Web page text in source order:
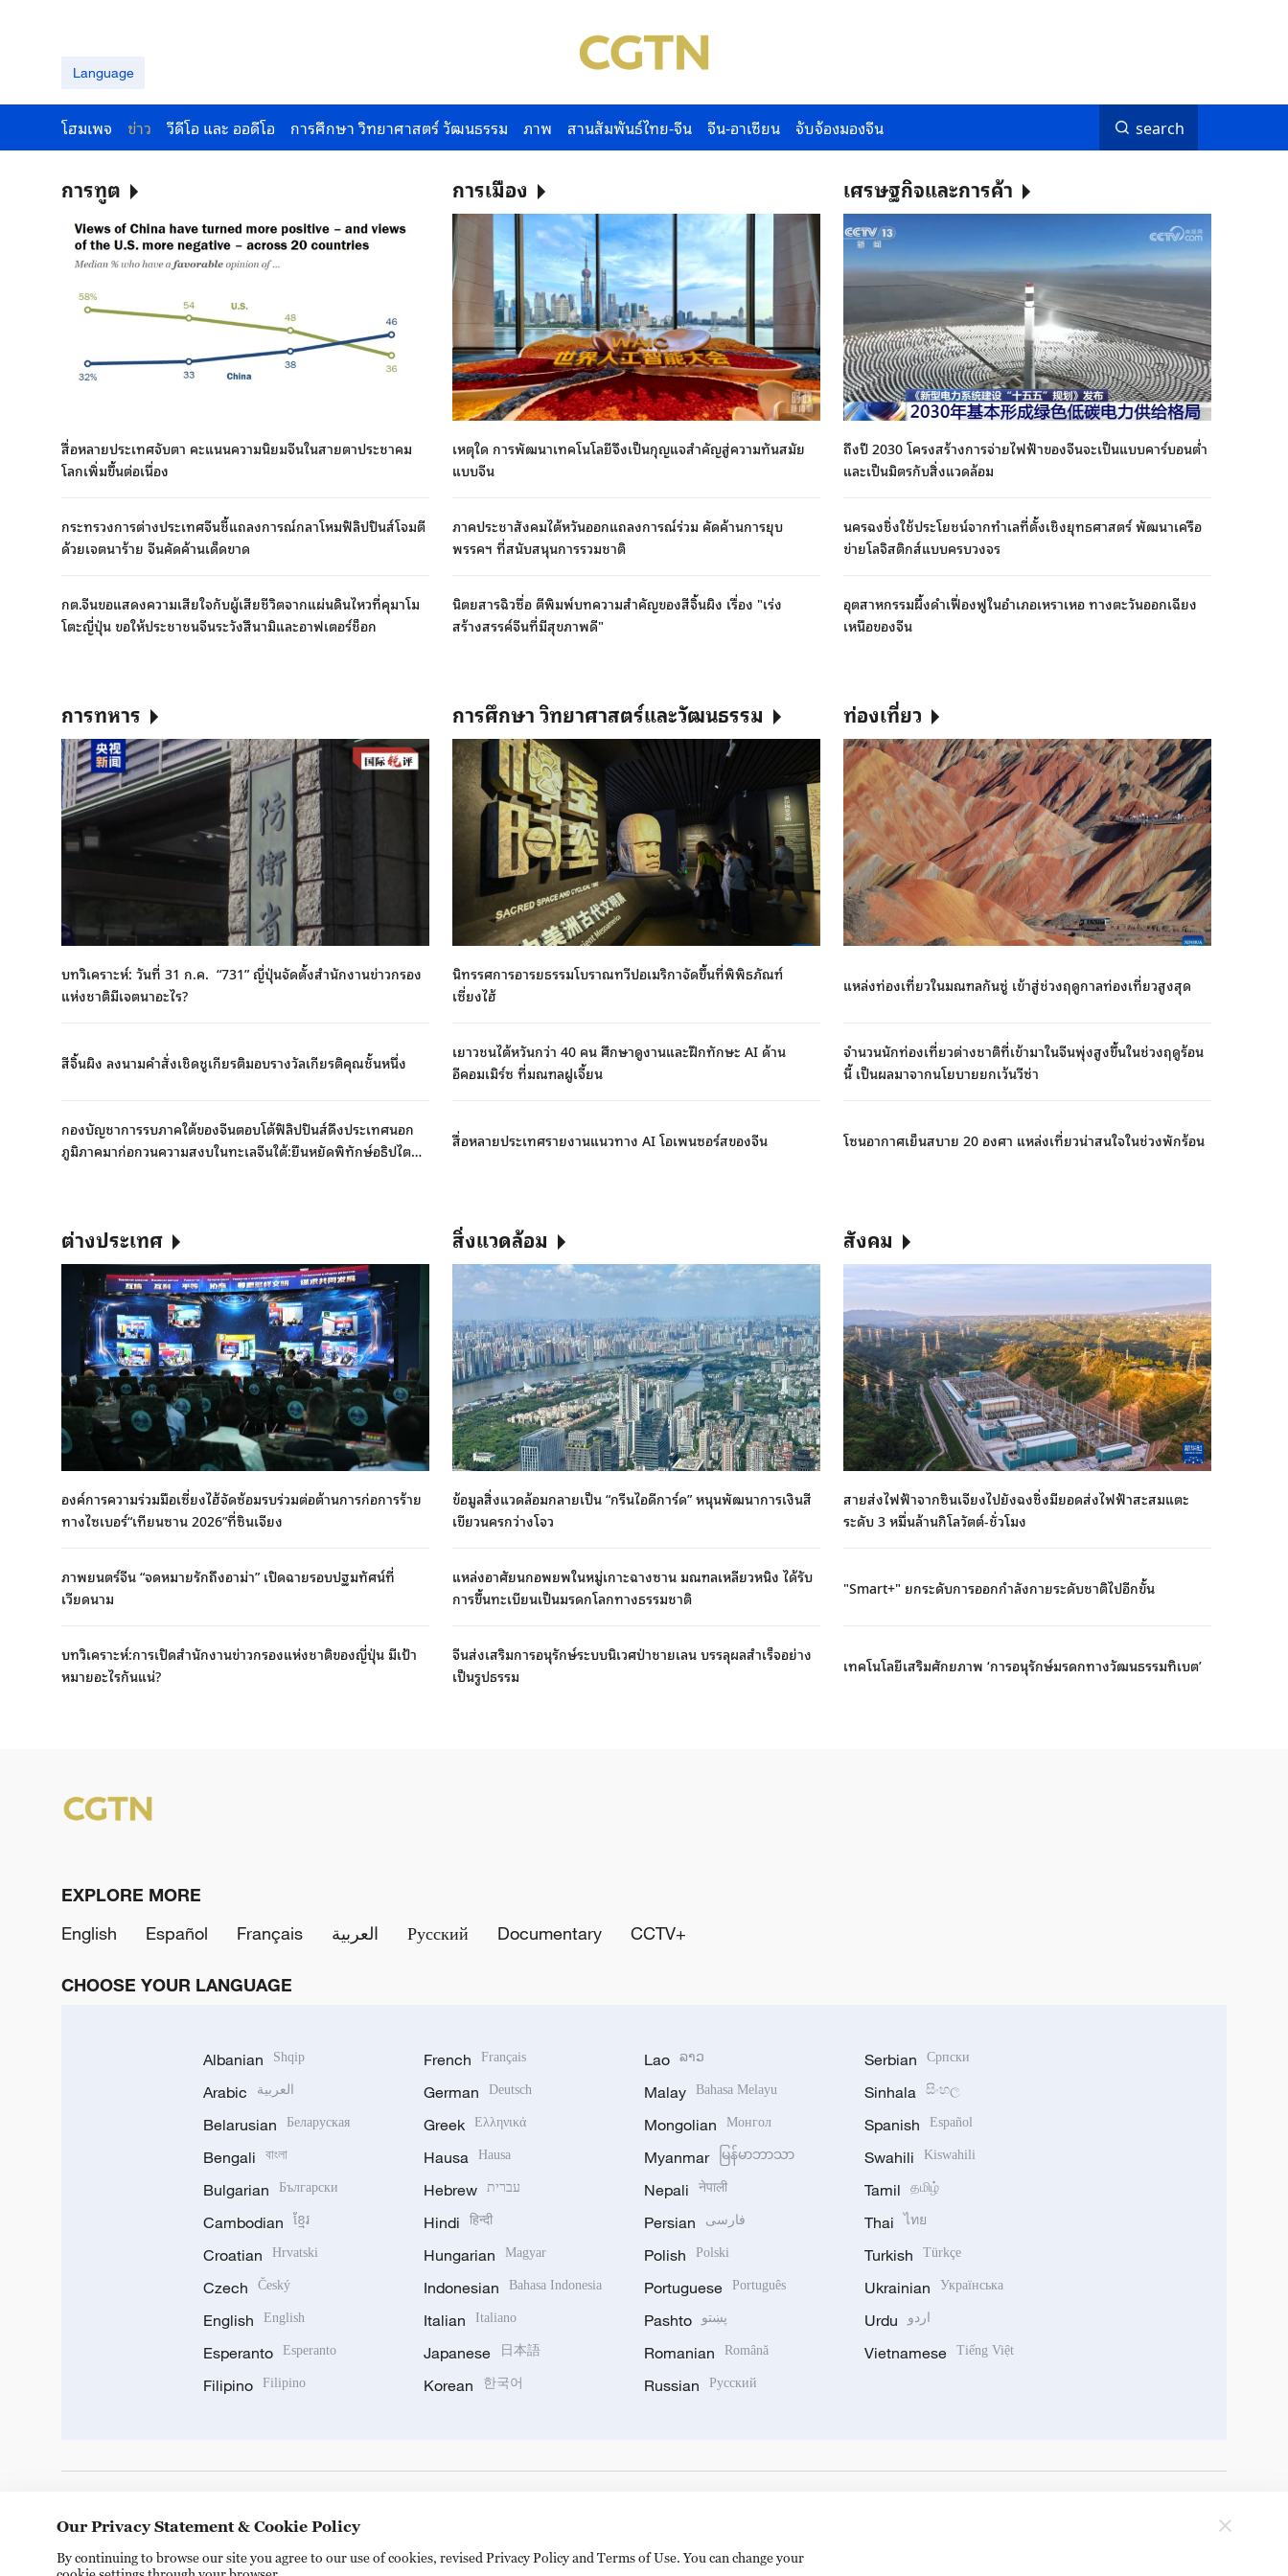
Language
โฮมเพจ ข่าว วีดีโอ และ ออดีโอ การศึกษา วิทยาศาสตร์ วัฒนธรรม ภาพ สานสัมพันธ์ไทย-จีน จีน-อาเซียน จับจ้องมองจีน search
การทูต
สื่อหลายประเทศจับตา คะแนนความนิยมจีนในสายตาประชาคม
โลกเพิ่มขึ้นต่อเนื่อง
กระทรวงการต่างประเทศจีนชี้แถลงการณ์กลาโหมฟิลิปปินส์โจมตี
ด้วยเจตนาร้าย จีนคัดค้านเด็ดขาด
กต.จีนขอแสดงความเสียใจกับผู้เสียชีวิตจากแผ่นดินไหวที่คุมาโม
โตะญี่ปุ่น ขอให้ประชาชนจีนระวังสึนามิและอาฟเตอร์ช็อก
การเมือง
เหตุใด การพัฒนาเทคโนโลยีจึงเป็นกุญแจสำคัญสู่ความทันสมัย
แบบจีน
ภาคประชาสังคมไต้หวันออกแถลงการณ์ร่วม คัดค้านการยุบ
พรรคฯ ที่สนับสนุนการรวมชาติ
นิตยสารฉิวซื่อ ตีพิมพ์บทความสำคัญของสีจิ้นผิง เรื่อง "เร่ง
สร้างสรรค์จีนที่มีสุขภาพดี"
เศรษฐกิจและการค้า
ถึงปี 2030 โครงสร้างการจ่ายไฟฟ้าของจีนจะเป็นแบบคาร์บอนต่ำ
และเป็นมิตรกับสิ่งแวดล้อม
นครฉงชิ่งใช้ประโยชน์จากทำเลที่ตั้งเชิงยุทธศาสตร์ พัฒนาเครือ
ข่ายโลจิสติกส์แบบครบวงจร
อุตสาหกรรมผึ้งดำเฟื่องฟูในอำเภอเหราเหอ ทางตะวันออกเฉียง
เหนือของจีน
การทหาร
บทวิเคราะห์: วันที่ 31 ก.ค. “731” ญี่ปุ่นจัดตั้งสำนักงานข่าวกรอง
แห่งชาติมีเจตนาอะไร?
สีจิ้นผิง ลงนามคำสั่งเชิดชูเกียรติมอบรางวัลเกียรติคุณชั้นหนึ่ง
กองบัญชาการรบภาคใต้ของจีนตอบโต้ฟิลิปปินส์ดึงประเทศนอก
ภูมิภาคมาก่อกวนความสงบในทะเลจีนใต้:ยืนหยัดพิทักษ์อธิปไตย
การศึกษา วิทยาศาสตร์และวัฒนธรรม
นิทรรศการอารยธรรมโบราณทวีปอเมริกาจัดขึ้นที่พิพิธภัณฑ์
เซี่ยงไฮ้
เยาวชนไต้หวันกว่า 40 คน ศึกษาดูงานและฝึกทักษะ AI ด้าน
อีคอมเมิร์ซ ที่มณฑลฝูเจี้ยน
สื่อหลายประเทศรายงานแนวทาง AI โอเพนซอร์สของจีน
ท่องเที่ยว
แหล่งท่องเที่ยวในมณฑลกันซู่ เข้าสู่ช่วงฤดูกาลท่องเที่ยวสูงสุด
จำนวนนักท่องเที่ยวต่างชาติที่เข้ามาในจีนพุ่งสูงขึ้นในช่วงฤดูร้อน
นี้ เป็นผลมาจากนโยบายยกเว้นวีซ่า
โซนอากาศเย็นสบาย 20 องศา แหล่งเที่ยวน่าสนใจในช่วงพักร้อน
ต่างประเทศ
องค์การความร่วมมือเซี่ยงไฮ้จัดซ้อมรบร่วมต่อต้านการก่อการร้าย
ทางไซเบอร์“เทียนซาน 2026”ที่ซินเจียง
ภาพยนตร์จีน “จดหมายรักถึงอาม่า” เปิดฉายรอบปฐมทัศน์ที่
เวียดนาม
บทวิเคราะห์:การเปิดสำนักงานข่าวกรองแห่งชาติของญี่ปุ่น มีเป้า
หมายอะไรกันแน่?
สิ่งแวดล้อม
ข้อมูลสิ่งแวดล้อมกลายเป็น “กรีนไอดีการ์ด” หนุนพัฒนาการเงินสี
เขียวนครกว่างโจว
แหล่งอาศัยนกอพยพในหมู่เกาะฉางซาน มณฑลเหลียวหนิง ได้รับ
การขึ้นทะเบียนเป็นมรดกโลกทางธรรมชาติ
จีนส่งเสริมการอนุรักษ์ระบบนิเวศป่าชายเลน บรรลุผลสำเร็จอย่าง
เป็นรูปธรรม
สังคม
สายส่งไฟฟ้าจากซินเจียงไปยังฉงชิ่งมียอดส่งไฟฟ้าสะสมแตะ
ระดับ 3 หมื่นล้านกิโลวัตต์-ชั่วโมง
"Smart+" ยกระดับการออกกำลังกายระดับชาติไปอีกขั้น
เทคโนโลยีเสริมศักยภาพ ‘การอนุรักษ์มรดกทางวัฒนธรรมทิเบต’
EXPLORE MORE
English
Español Français العربية Русский Documentary CCTV+
CHOOSE YOUR LANGUAGE
Albanian Shqip
Arabic العربية
Belarusian Беларуская
Bengali বাংলা
Bulgarian Български
Cambodian ខ្មែរ
Croatian Hrvatski
Czech Český
English English
Esperanto Esperanto
Filipino Filipino
French Français
German Deutsch
Greek Ελληνικά
Hausa Hausa
Hebrew עברית
Hindi हिन्दी
Hungarian Magyar
Indonesian Bahasa Indonesia
Italian Italiano
Japanese 日本語
Korean 한국어
Lao ລາວ
Malay Bahasa Melayu
Mongolian Монгол
Myanmar မြန်မာဘာသာ
Nepali नेपाली
Persian فارسی
Polish Polski
Portuguese Português
Pashto پښتو
Romanian Română
Russian Русский
Serbian Српски
Sinhala සිංහල
Spanish Español
Swahili Kiswahili
Tamil தமிழ்
Thai ไทย
Turkish Türkçe
Ukrainian Українська
Urdu اردو
Vietnamese Tiếng Việt
Our Privacy Statement & Cookie Policy
By continuing to browse our site you agree to our use of cookies, revised Privacy Policy and Terms of Use. You can change your